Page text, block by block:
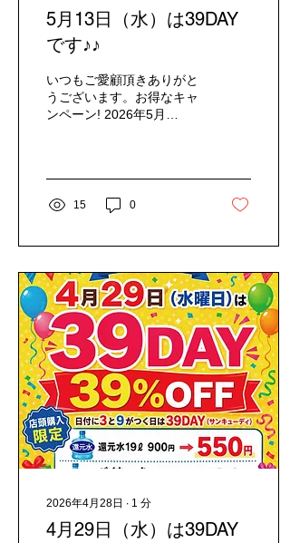
5月13日（水）は39DAY
です♪♪
いつもご愛顧頂きありがと
うございます。お得なキャ
ンペーン! 2026年5月
15 0
2026年4月28日 ∙ 1 分
4月29日（水）は39DAY